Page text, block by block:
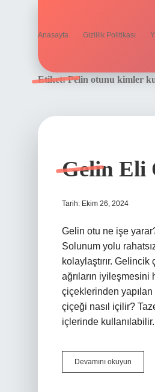
Anasayfa Gizlilik Politikası
Etiket:Pelin otunu kimler
Gelin Eli
Tarih: Ekim 26, 2024
Gelin otu ne işe
Solunum yolu
kolaylaştırır. Gelincik
ağrıların iyileşmesini
çiçeklerinden
çiçeği nasıl içilir?
içlerinde
Devamını okuyun
Eli